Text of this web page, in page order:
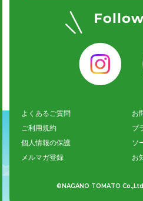
©NAGANO TOMATO
よくあるご質問
お
ご利用規約
プ
個人情報の保護
ソ
メルマガ登録
お